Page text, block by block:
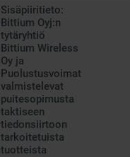
Sisäpiiritieto:
Bittium Oyj:n
tytäryhtiö
Bittium Wireless
Oy ja
Puolustusvoimat
valmistelevat
puitesopimusta
taktiseen
tiedonsiirtoon
tarkoitetuista
tuotteista